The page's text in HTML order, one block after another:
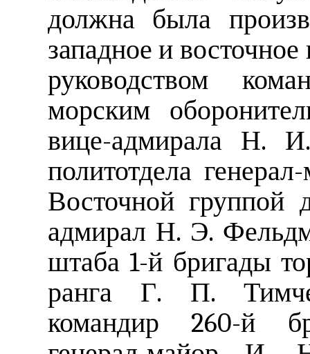
должна была
западное и
руководством
морским
вице-адмирала Н.
политотдела
Восточной группой
адмирал Н. Э.
штаба 1-й бригады
ранга Г. П.
командир 260-й